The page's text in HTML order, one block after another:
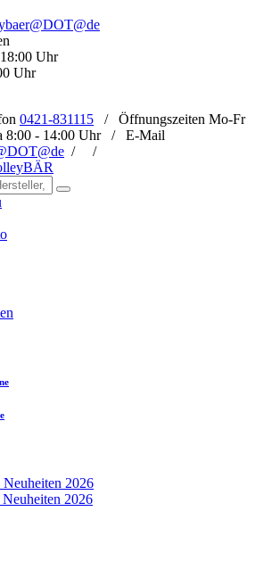
Uhr
Uhr
0421-831115 / Öffnungszeiten Mo-Fr
8:00 - 14:00 Uhr / E-Mail
/ /
2026
2026